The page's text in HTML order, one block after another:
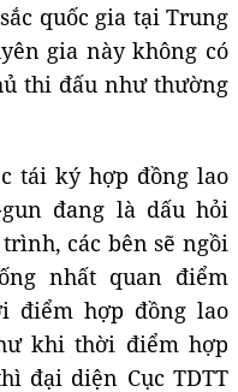
quốc gia tại Trung
gia này không có
thi đấu như thường
tái ký hợp đồng lao
đang là dấu hỏi
các bên sẽ ngồi
nhất quan điểm
điểm hợp đồng lao
khi thời điểm hợp
đại diện Cục TDTT